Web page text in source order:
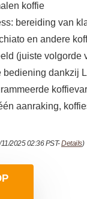
koffie
bereiding van
en andere
(juiste volgorde
dankzij
aanraking,
2025 02:36 PST-Details)